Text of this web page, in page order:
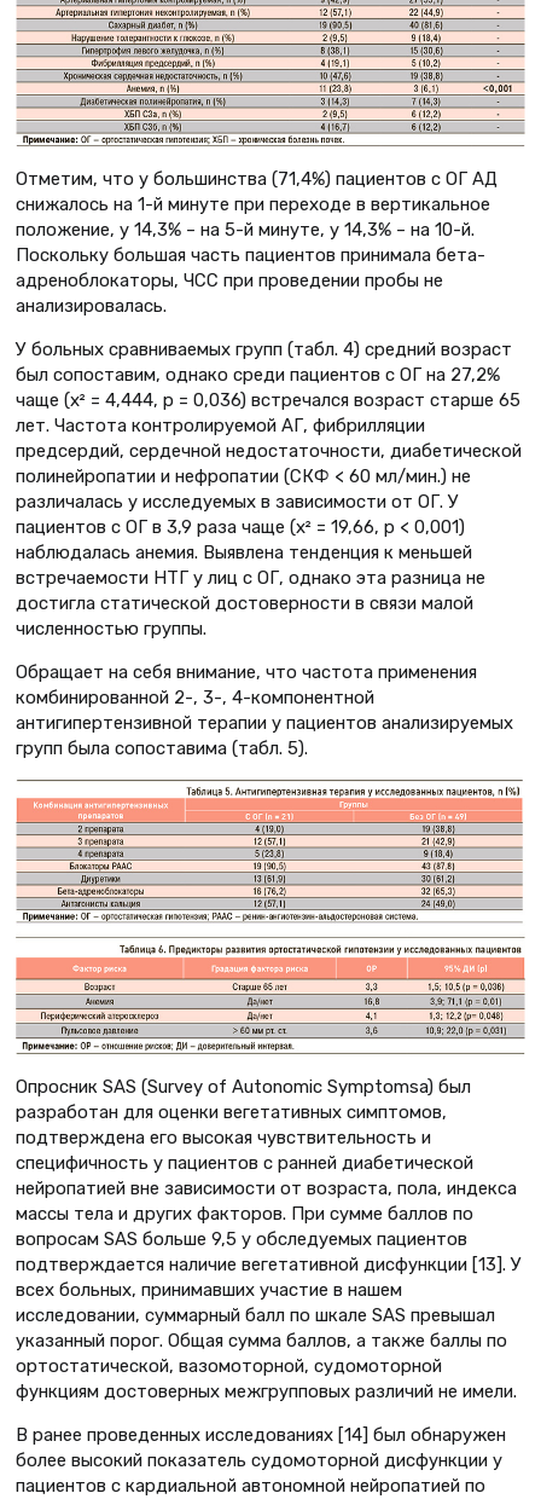
Отметим, что у большинства (71,4%) пациентов с ОГ АД
снижалось на 1-й минуте при переходе в вертикальное
положение, у 14,3% – на 5-й минуте, у 14,3% – на 10-й.
Поскольку большая часть пациентов принимала бета-
адреноблокаторы, ЧСС при проведении пробы не
анализировалась.
У больных сравниваемых групп (табл. 4) средний возраст
был сопоставим, однако среди пациентов с ОГ на 27,2%
чаще (x² = 4,444, р = 0,036) встречался возраст старше 65
лет. Частота контролируемой АГ, фибрилляции
предсердий, сердечной недостаточности, диабетической
полинейропатии и нефропатии (СКФ < 60 мл/мин.) не
различалась у исследуемых в зависимости от ОГ. У
пациентов с ОГ в 3,9 раза чаще (x² = 19,66, р < 0,001)
наблюдалась анемия. Выявлена тенденция к меньшей
встречаемости НТГ у лиц с ОГ, однако эта разница не
достигла статической достоверности в связи малой
численностью группы.
Обращает на себя внимание, что частота применения
комбинированной 2-, 3-, 4-компонентной
антигипертензивной терапии у пациентов анализируемых
групп была сопоставима (табл. 5).
Опросник SAS (Survey of Autonomic Symptomsa) был
разработан для оценки вегетативных симптомов,
подтверждена его высокая чувствительность и
специфичность у пациентов с ранней диабетической
нейропатией вне зависимости от возраста, пола, индекса
массы тела и других факторов. При сумме баллов по
вопросам SAS больше 9,5 у обследуемых пациентов
подтверждается наличие вегетативной дисфункции [13]. У
всех больных, принимавших участие в нашем
исследовании, суммарный балл по шкале SAS превышал
указанный порог. Общая сумма баллов, а также баллы по
ортостатической, вазомоторной, судомоторной
функциям достоверных межгрупповых различий не имели.
В ранее проведенных исследованиях [14] был обнаружен
более высокий показатель судомоторной дисфункции у
пациентов с кардиальной автономной нейропатией по